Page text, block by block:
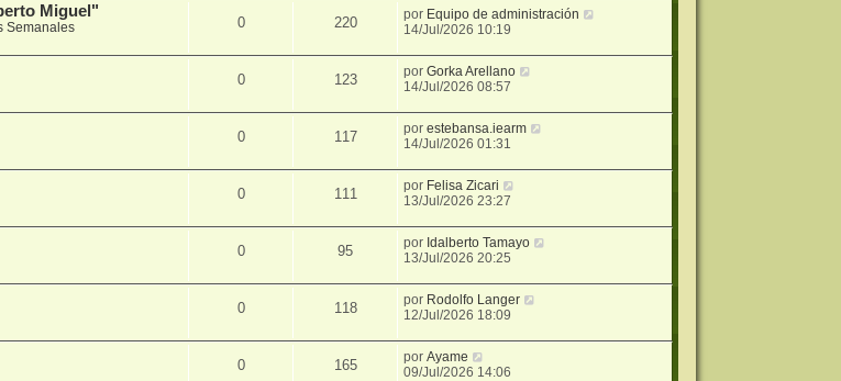
Miguel"
Semanales 0 220 por Equipo de administración
14/Jul/2026 10:19
0 123 porGorka Arellano
14/Jul/2026 08:57
0 117 porestebansa.iearm
14/Jul/2026 01:31
0 111 por Felisa Zicari
13/Jul/2026 23:27
0 95 por Idalberto Tamayo
13/Jul/2026 20:25
0 118 por Rodolfo Langer
12/Jul/2026 18:09
0 165 porAyame
09/Jul/2026 14:06